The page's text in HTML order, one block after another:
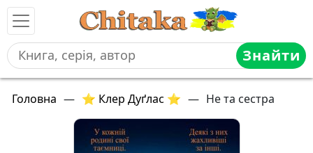
Знайти
Головна — ⭐ Клер Дуґлас ⭐ — Не та сестра